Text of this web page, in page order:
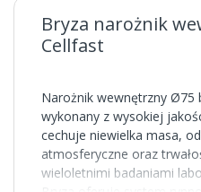
Bryza narożnik
Cellfast
Narożnik wewnętrzny Ø75
wykonany z wysokiej
cechuje niewielka masa,
atmosferyczne oraz
wieloletnimi badaniami